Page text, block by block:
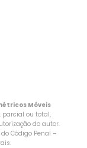
Móveis
parcial ou total,
do autor.
Código Penal –
.